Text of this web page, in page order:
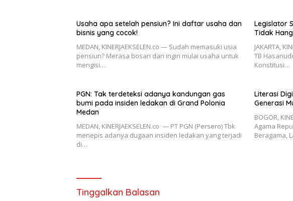
Usaha apa setelah pensiun? Ini daftar usaha dan
bisnis yang cocok!
MEDAN, KINERJAEKSELEN.co — Sudah memasuki usia
pensiun? Merasa bosan dan ingin mulai usaha untuk
mengisi…
Legislator
Tidak
JAKARTA,
TB
Konstitusi…
PGN: Tak terdeteksi adanya kandungan gas
bumi pada insiden ledakan di Grand Polonia
Medan
MEDAN, KINERJAEKSELEN.co — PT PGN (Persero) Tbk
menepis adanya dugaan insiden ledakan yang terjadi
di…
Literasi
Generasi
BOGOR,
Agama
Beragama,
Tinggalkan Balasan